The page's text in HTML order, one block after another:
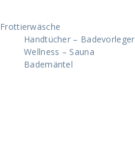
Frottierwäsche
Handtücher – Badevorleger
Wellness – Sauna
Bademäntel